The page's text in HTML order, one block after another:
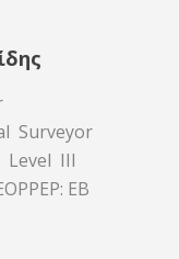
Surveyor
Level III
EB